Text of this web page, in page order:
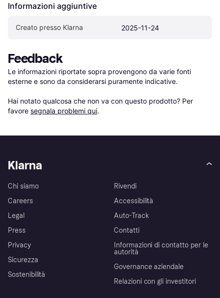
Informazioni aggiuntive
Creato presso Klarna 2025-11-24
Feedback
Le informazioni riportate sopra provengono da varie fonti
esterne e sono da considerarsi puramente indicative.
Hai notato qualcosa che non va con questo prodotto? Per
favore segnala problemi qui.
Klarna
Chi siamo
Careers
Legal
Press
Privacy
Sicurezza
Sostenibilità
Rivendi
Accessibilità
Auto-Track
Contatti
Informazioni di contatto per le
autorità
Governance aziendale
Relazioni con gli investitori